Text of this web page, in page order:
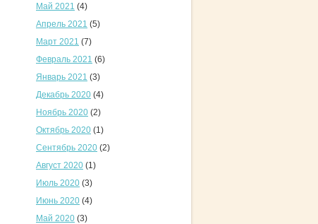
Май 2021 (4)
Апрель 2021 (5)
Март 2021 (7)
Февраль 2021 (6)
Январь 2021 (3)
Декабрь 2020 (4)
Ноябрь 2020 (2)
Октябрь 2020 (1)
Сентябрь 2020 (2)
Август 2020 (1)
Июль 2020 (3)
Июнь 2020 (4)
Май 2020 (3)